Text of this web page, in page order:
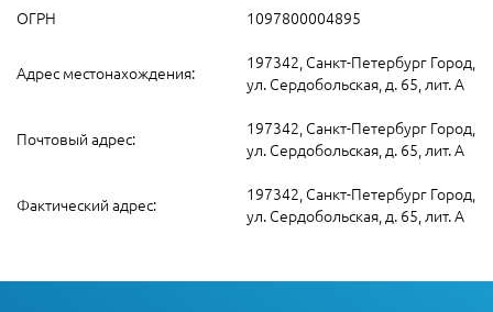
ОГРН
1097800004895
Адрес местонахождения:
197342, Санкт-Петербург Город,
ул. Сердобольская, д. 65, лит. А
Почтовый адрес:
197342, Санкт-Петербург Город,
ул. Сердобольская, д. 65, лит. А
Фактический адрес:
197342, Санкт-Петербург Город,
ул. Сердобольская, д. 65, лит. А